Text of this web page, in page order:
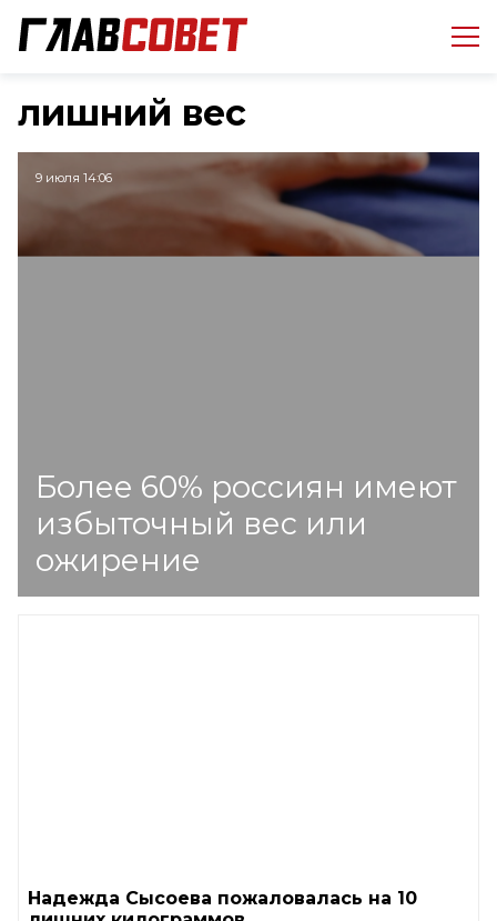
лишний вес
9 июля 14:06
Более 60% россиян имеют
избыточный вес или
ожирение
Надежда Сысоева пожаловалась на 10